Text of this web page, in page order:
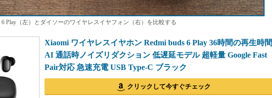
6 Play（左）とダイソーのワイヤレスイヤフォン（右）を比較する
Xiaomi ワイヤレスイヤホン Redmi buds 6 Play 36時間の再生時間
AI 通話時ノイズリダクション 低遅延モデル 超軽量 Google Fast
Pair対応 急速充電 USB Type-C ブラック
クリックして今すぐチェック